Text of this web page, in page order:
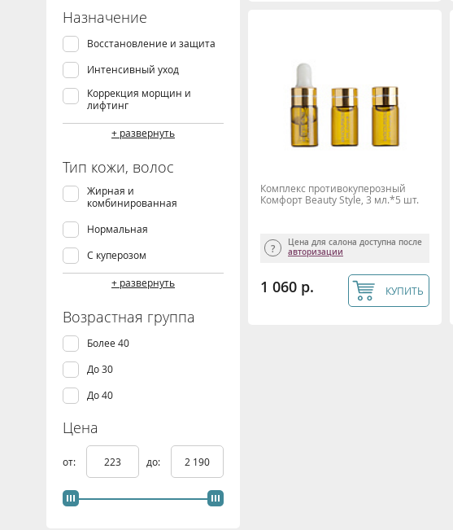
Назначение
Восстановление и защита
Интенсивный уход
Коррекция морщин и
лифтинг
Пилинг
Увлажнение и питание
Успокаивающее
+ развернуть
Тип кожи, волос
Жирная и
комбинированная
Нормальная
С куперозом
Сухая+ развернуть
Возрастная группа
Более 40
До 30
До 40
Цена
от: до:
Комплекс противокуперозный
Комфорт Beauty Style, 3 мл.*5 шт.
Цена для салона доступна после
авторизации
1 060 р. КУПИТЬ